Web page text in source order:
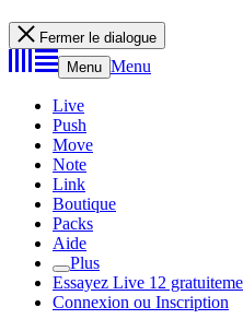
Fermer le dialogue
Menu Menu
Live
Push
Move
Note
Link
Boutique
Packs
Aide
Plus
Essayez Live 12
Connexion ou Inscription